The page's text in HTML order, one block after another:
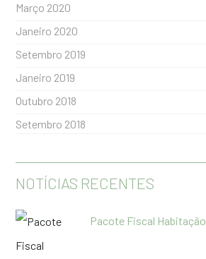
Março 2020
Janeiro 2020
Setembro 2019
Janeiro 2019
Outubro 2018
Setembro 2018
NOTÍCIAS RECENTES
Pacote Fiscal Habitação